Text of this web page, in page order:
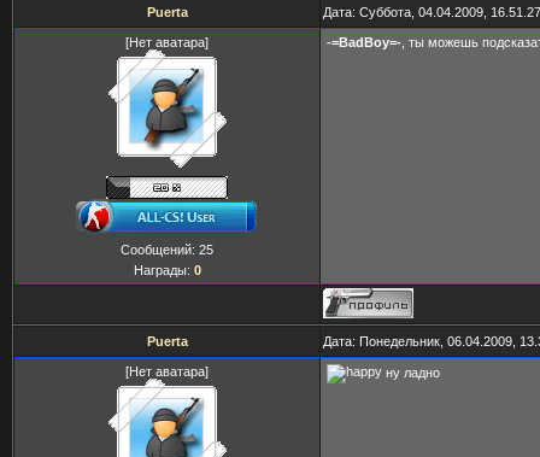
Puerta Дата: Суббота, 04.04.2009,
[Нет аватара]
Сообщений: 25
Награды: 0
-=BadBoy=- , ты можешь
Puerta Дата: Понедельник, 06.04.2009,
[Нет аватара] ну ладно